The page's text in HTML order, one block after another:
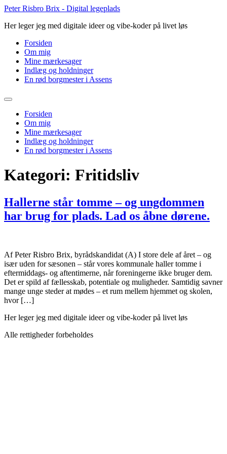
Videre
indhold
Peter Risbro Brix - Digital legeplads
Her leger jeg med digitale ideer og vibe-koder på livet løs
Forsiden
Om mig
Mine mærkesager
Indlæg og holdninger
En rød borgmester i Assens
Forsiden
Om mig
Mine mærkesager
Indlæg og holdninger
En rød borgmester i Assens
Kategori: Fritidsliv
Hallerne står tomme – og ungdommen
har brug for plads. Lad os åbne dørene.
Af Peter Risbro Brix, byrådskandidat (A) I store dele af året – og
især uden for sæsonen – står vores kommunale haller tomme i
eftermiddags- og aftentimerne, når foreningerne ikke bruger dem.
Det er spild af fællesskab, potentiale og muligheder. Samtidig savner
mange unge steder at mødes – et rum mellem hjemmet og skolen,
hvor […]
Her leger jeg med digitale ideer og vibe-koder på livet løs
Alle rettigheder forbeholdes